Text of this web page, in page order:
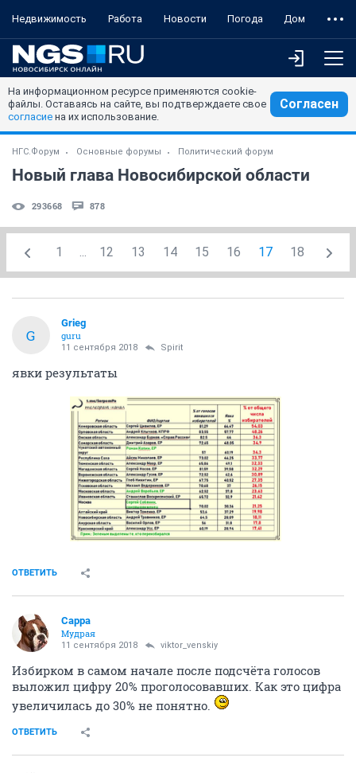
Недвижимость Работа Новости Погода Дом
На информационном ресурсе применяются cookie-
файлы. Оставаясь на сайте, вы подтверждаете свое
согласие на их использование.
Согласен
НГС.Форум Основные форумы Политический форум
Новый глава Новосибирской области
293668 878
1 ... 12 13 14 15 16 17 18
G
Grieg
guru
11 сентября 2018 Spirit
явки результаты
ОТВЕТИТЬ
Сарра
Мудрая
11 сентября 2018 viktor_venskiy
Избирком в самом начале после подсчёта голосов
выложил цифру 20% проголосовавших. Как это цифра
увеличилась до 30% не понятно.
ОТВЕТИТЬ